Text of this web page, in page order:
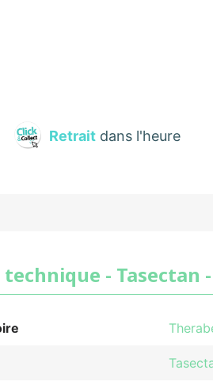
Retraitdans l'heure
technique - Tasectan